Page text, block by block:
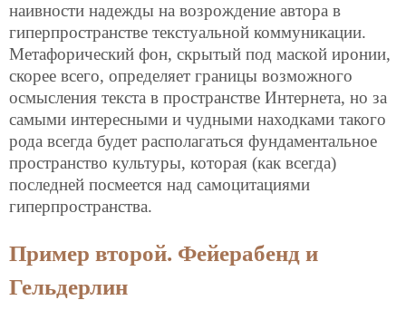
наивности надежды на возрождение автора в
гиперпространстве текстуальной коммуникации.
Метафорический фон, скрытый под маской иронии,
скорее всего, определяет границы возможного
осмысления текста в пространстве Интернета, но за
самыми интересными и чудными находками такого
рода всегда будет располагаться фундаментальное
пространство культуры, которая (как всегда)
последней посмеется над самоцитациями
гиперпространства.
Пример второй. Фейерабенд и
Гельдерлин